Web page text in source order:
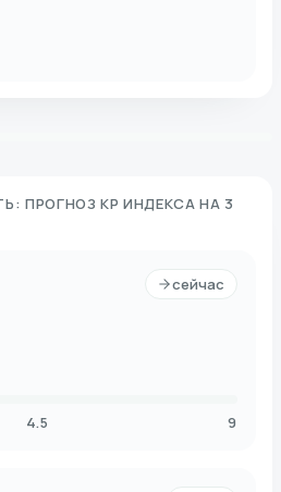
: ПРОГНОЗ KP ИНДЕКСА НА 3
сейчас
4.5 9